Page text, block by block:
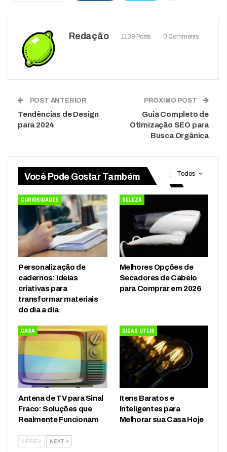
Redação 1139 Posts 0 Comments
POST ANTERIOR
Tendências de Design
para 2024
PRÓXIMO POST
Guia Completo de
Otimização SEO para
Busca Orgânica
Todos
Você Pode Gostar Também
CURIOSIDADES
Personalização de
cadernos: ideias
criativas para
transformar materiais
do dia a dia
BELEZA
Melhores Opções de
Secadores de Cabelo
para Comprar em 2026
CASA
Antena de TV para Sinal
Fraco: Soluções que
Realmente Funcionam
DICAS ÚTEIS
Itens Baratos e
Inteligentes para
Melhorar sua Casa Hoje
PREV NEXT